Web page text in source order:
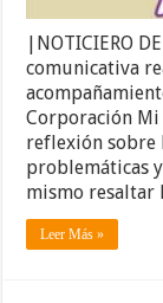
|NOTICIERO
comunicativa
Corporación Mi
reflexión sobre
problemáticas
mismo resaltar
Leer Más »